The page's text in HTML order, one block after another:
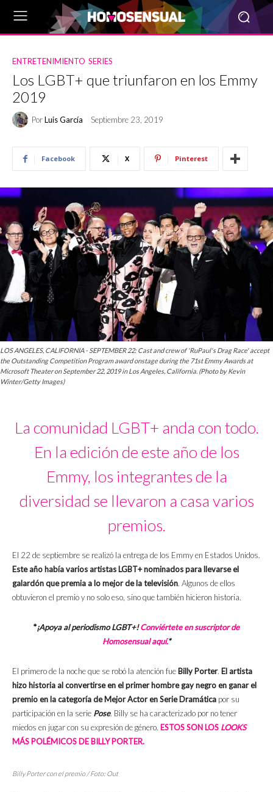
ENTRETENIMIENTO SERIES
Los LGBT+ que triunfaron en los Emmy
2019
PorLuis García Septiembre 23, 2019
Facebook X Pinterest
LOS ANGELES, CALIFORNIA - SEPTEMBER 22: Cast and crew of 'RuPaul's Drag Race' accept
the Outstanding Competition Program award onstage during the 71st Emmy Awards at
Microsoft Theater on September 22, 2019 in Los Angeles, California. (Photo by Kevin
Winter/Getty Images)
La comunidad LGBT+ anda con todo.
En la edición de este año de los
Emmy, los integrantes de la
diversidad se llevaron a casa varios
premios.
El 22 de septiembre se realizó la entrega de los Emmy en Estados Unidos.
Este año había varios artistas LGBT+ nominados para llevarse el
galardón que premia a lo mejor de la televisión. Algunos de ellos
obtuvieron el premio y no solo eso, sino que también hicieron historia.
*¡Apoya al periodismo LGBT+!Conviértete en suscriptor de
Homosensual aquí.*
El primero de la noche que se robó la atención fue Billy Porter. El artista
hizo historia al convertirse en el primer hombre gay negro en ganar el
premio en la categoría de Mejor Actor en Serie Dramática por su
participación en la serie Pose. Billy se ha caracterizado por no tener
miedos en jugar con su expresión de género. ESTOS SON LOS LOOKS
MÁS POLÉMICOS DE BILLY PORTER.
Billy Porter con el premio / Foto: Out